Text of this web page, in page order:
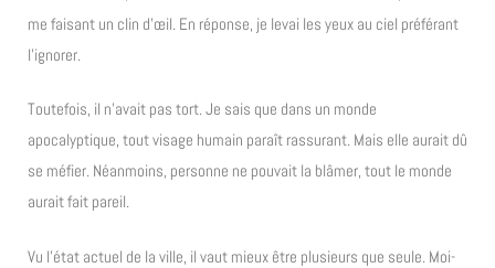
me faisant un clin d’œil. En réponse, je levai les yeux au ciel préférant
l’ignorer.
Toutefois, il n’avait pas tort. Je sais que dans un monde
apocalyptique, tout visage humain paraît rassurant. Mais elle aurait dû
se méfier. Néanmoins, personne ne pouvait la blâmer, tout le monde
aurait fait pareil.
Vu l’état actuel de la ville, il vaut mieux être plusieurs que seule. Moi-